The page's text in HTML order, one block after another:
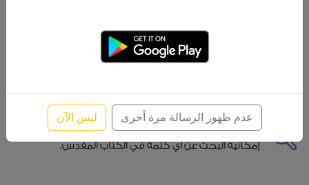
الاستماع بجودة عالية
الاستماع بجودة عالية مع إمكانية تظليل تلقائي للآية
بحث متقدم
إمكانية البحث عن أي كلمة في الكتاب المقدس.
عدم ظهور الرسالة مرة أخرى ليس الآن